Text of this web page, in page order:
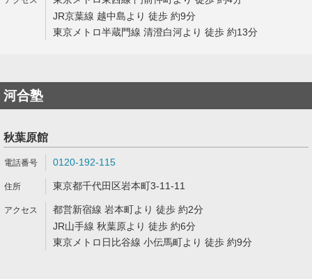
JR京葉線 越中島より 徒歩 約9分
東京メトロ半蔵門線 清澄白河より 徒歩 約13分
河合塾
秋葉原館
0120-192-115
東京都千代田区岩本町3-11-11
都営新宿線 岩本町より 徒歩 約2分
JR山手線 秋葉原より 徒歩 約6分
東京メトロ日比谷線 小伝馬町より 徒歩 約9分